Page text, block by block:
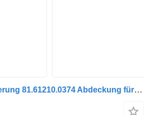
Trittbrett Verlängerung 81.61210.0374 Abdeckung für MAN TGL 8.220 LKW